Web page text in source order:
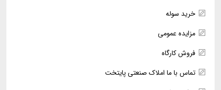
خرید سوله
مزایده عمومی
فروش کارگاه
تماس با ما املاک صنعتی پایتخت